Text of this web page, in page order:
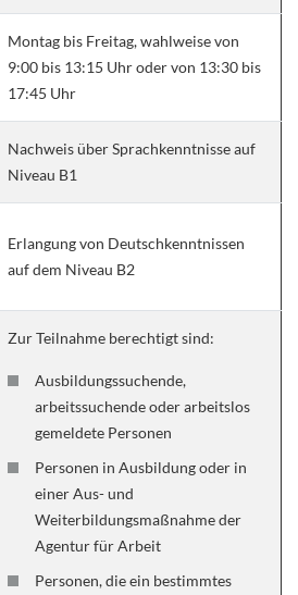
Montag bis Freitag, wahlweise von
9:00 bis 13:15 Uhr oder von 13:30 bis
17:45 Uhr
Nachweis über Sprachkenntnisse auf
Niveau B1
Erlangung von Deutschkenntnissen
auf dem Niveau B2
Zur Teilnahme berechtigt sind:
Ausbildungssuchende,
arbeitssuchende oder arbeitslos
gemeldete Personen
Personen in Ausbildung oder in
einer Aus- und
Weiterbildungsmaßnahme der
Agentur für Arbeit
Personen, die ein bestimmtes